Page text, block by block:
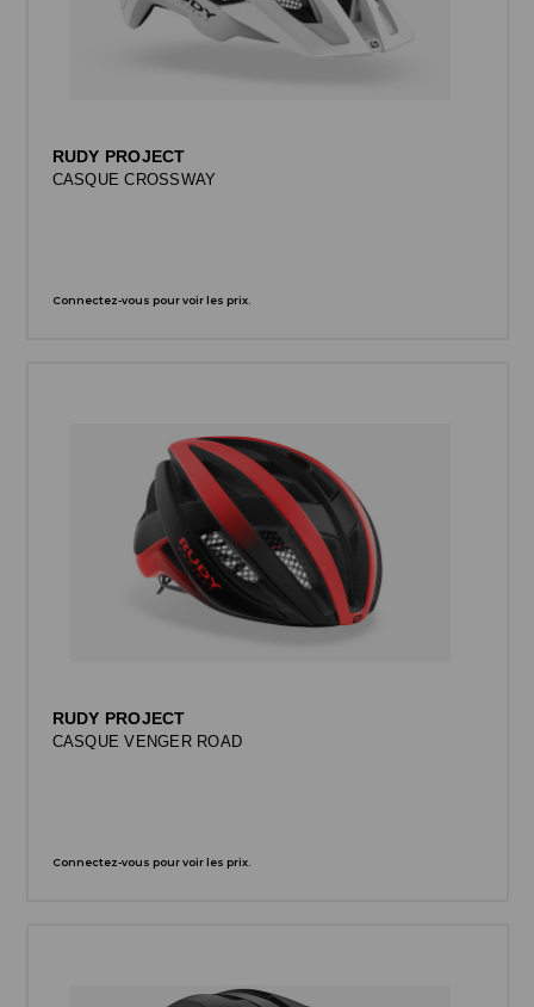
RUDY PROJECT
CASQUE CROSSWAY
Connectez-vous pour voir les prix.
RUDY PROJECT
CASQUE VENGER ROAD
Connectez-vous pour voir les prix.